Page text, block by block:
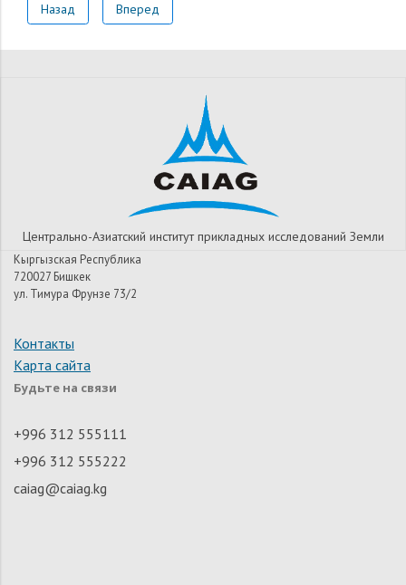
Назад Вперед
Центрально-Азиатский институт прикладных исследований Земли
Кыргызская Республика
720027 Бишкек
ул. Тимура Фрунзе 73/2
Контакты
Карта сайта
Будьте на связи
+996 312 555111
+996 312 555222
caiag@caiag.kg